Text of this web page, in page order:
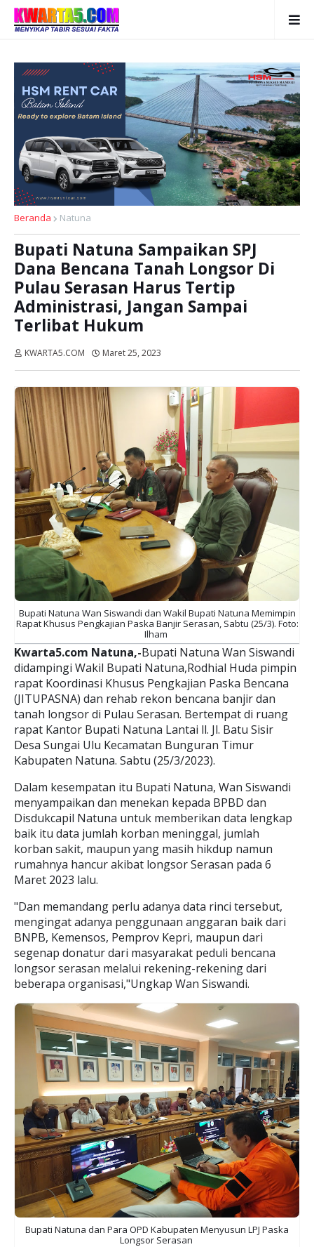
Beranda Natuna
Bupati Natuna Sampaikan SPJ
Dana Bencana Tanah Longsor Di
Pulau Serasan Harus Tertip
Administrasi, Jangan Sampai
Terlibat Hukum
KWARTA5.COM Maret 25, 2023
Bupati Natuna Wan Siswandi dan Wakil Bupati Natuna Memimpin
Rapat Khusus Pengkajian Paska Banjir Serasan, Sabtu (25/3). Foto:
Ilham
Kwarta5.com Natuna,-Bupati Natuna Wan Siswandi
didampingi Wakil Bupati Natuna,Rodhial Huda pimpin
rapat Koordinasi Khusus Pengkajian Paska Bencana
(JITUPASNA) dan rehab rekon bencana banjir dan
tanah longsor di Pulau Serasan. Bertempat di ruang
rapat Kantor Bupati Natuna Lantai ll. Jl. Batu Sisir
Desa Sungai Ulu Kecamatan Bunguran Timur
Kabupaten Natuna. Sabtu (25/3/2023).
Dalam kesempatan itu Bupati Natuna, Wan Siswandi
menyampaikan dan menekan kepada BPBD dan
Disdukcapil Natuna untuk memberikan data lengkap
baik itu data jumlah korban meninggal, jumlah
korban sakit, maupun yang masih hikdup namun
rumahnya hancur akibat longsor Serasan pada 6
Maret 2023 lalu.
"Dan memandang perlu adanya data rinci tersebut,
mengingat adanya penggunaan anggaran baik dari
BNPB, Kemensos, Pemprov Kepri, maupun dari
segenap donatur dari masyarakat peduli bencana
longsor serasan melalui rekening-rekening dari
beberapa organisasi,"Ungkap Wan Siswandi.
Bupati Natuna dan Para OPD Kabupaten Menyusun LPJ Paska
Longsor Serasan